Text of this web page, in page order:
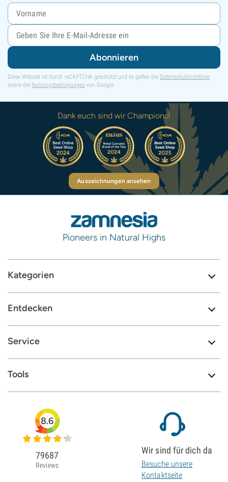
Abonnieren
Diese Website ist durch reCAPTCHA geschützt und es gelten die Datenschutzrichtlinie
sowie die Nutzungsbedingungen von Google.
Dank euch sind wir Champions!
Auszeichnungen ansehen
Pioneers in Natural Highs
Kategorien
Entdecken
Service
Tools
8.6
79687
Reviews
Wir sind für dich da
Besuche unsere
Kontaktseite